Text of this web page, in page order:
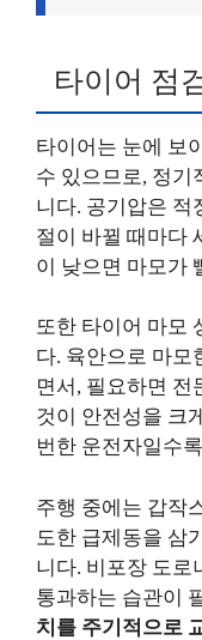
타이어 점
타이어는 눈에 보
수 있으므로, 정기
니다. 공기압은 적
절이 바뀔 때마다
이 낮으면 마모가
또한 타이어 마모
다. 육안으로 마모
면서, 필요하면 전
것이 안전성을 크
번한 운전자일수
주행 중에는 갑작
도한 급제동을 삼
니다. 비포장 도로
통과하는 습관이
치를 주기적으로